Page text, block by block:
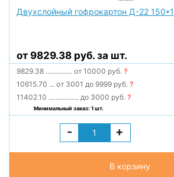
Двухслойный гофрокартон Д-22
от 9829.38 руб. за шт.
9829.38 ............... от 10000 руб.?
10615.70 ... от 3001 до 9999 руб.?
11402.10 ................. до 3000 руб.?
Минимальный заказ: 1 шт.
- +
В корзину